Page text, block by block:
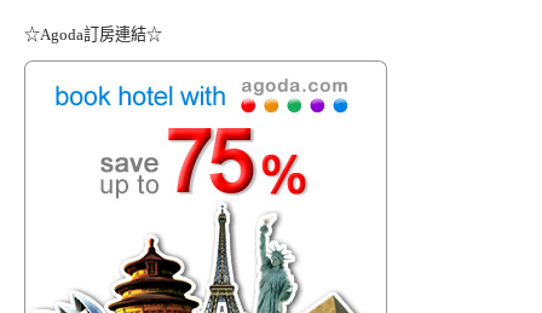
☆Agoda訂房連結☆